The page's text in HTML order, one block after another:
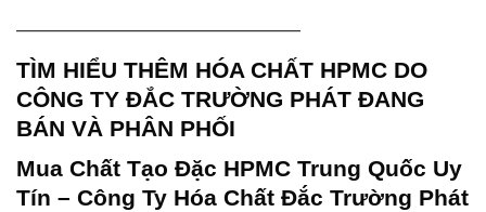
——————————————–
TÌM HIỂU THÊM HÓA CHẤT HPMC DO
CÔNG TY ĐẮC TRƯỜNG PHÁT ĐANG
BÁN VÀ PHÂN PHỐI
Mua Chất Tạo Đặc HPMC Trung Quốc Uy
Tín – Công Ty Hóa Chất Đắc Trường Phát